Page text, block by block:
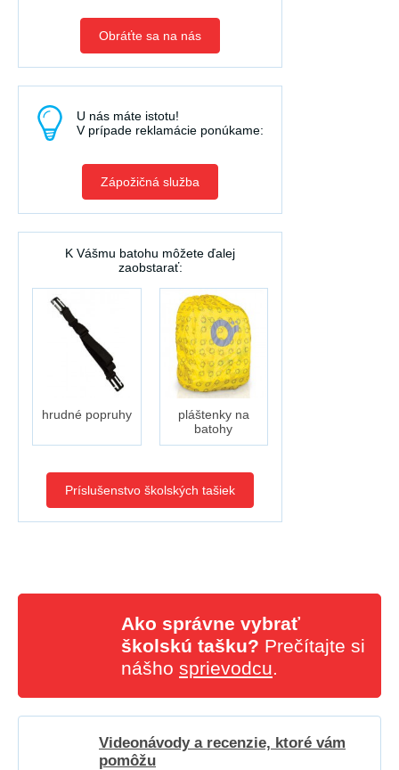
Obráťte sa na nás
U nás máte istotu!
V prípade reklamácie ponúkame:
Zápožičná služba
K Vášmu batohu môžete ďalej
zaobstarať:
hrudné popruhy
pláštenky na
batohy
Príslušenstvo školských tašiek
Ako správne vybrať
školskú tašku? Prečítajte si
nášho sprievodcu.
Videonávody a recenzie, ktoré vám
pomôžu